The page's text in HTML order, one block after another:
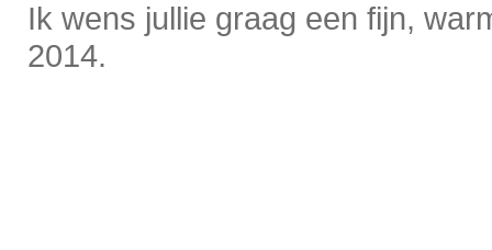
Ik wens jullie graag een fijn,
2014.